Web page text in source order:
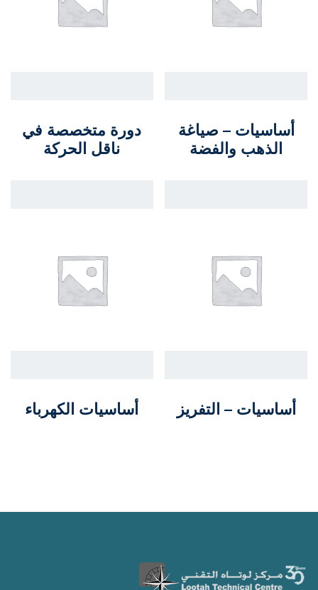
أساسيات – صياغة
الذهب والفضة
دورة متخصصة في
ناقل الحركة
أساسيات – التفريز أساسيات الكهرباء